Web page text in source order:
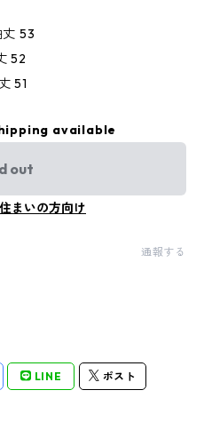
53
52
51
available
out
まいの方向け
通報する
LINE ポスト